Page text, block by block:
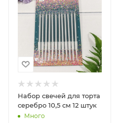
Набор свечей для торта
серебро 10,5 см 12 штук
Много